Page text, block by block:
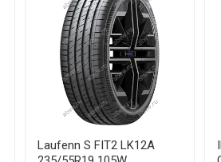
Laufenn S FIT2 LK12A